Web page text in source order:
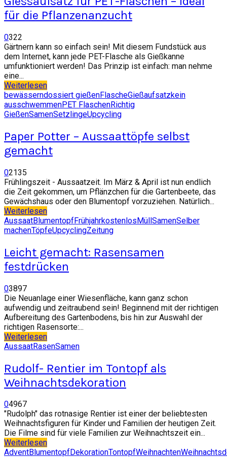
für die Pflanzenanzucht
0322
Gärtnern kann so einfach sein! Mit diesem Fundstück aus
dem Internet, kann jede PET-Flasche als Gießkanne
umfunktioniert werden! Das Prinzip ist einfach: man nehme
eine...
Weiterlesen
bewässerndossiert gießenFlascheGießaufsatzkein
ausschwemmenPET FlaschenRichtig
GießenSamenSetzlingeUpcycling
Paper Potter – Aussaattöpfe selbst
gemacht
02135
Frühlingszeit - Aussaatzeit. Im März & April ist nun endlich
die Zeit gekommen, um Pflänzchen für die Gartenbeete, das
Gewächshaus oder den Blumentopf vorzuziehen. Natürlich...
Weiterlesen
AussaatBlumentopfFrühjahrkostenlosMüllSamenSelber
machenTöpfeUpcyclingZeitung
Leicht gemacht: Rasensamen
festdrücken
03897
Die Neuanlage einer Wiesenfläche, kann ganz schon
aufwendig und zeitraubend sein! Beginnend mit der richtigen
Aufbereitung des Gartenbodens, bis hin zur Auswahl der
richtigen Rasensorte:...
Weiterlesen
AussaatRasenSamen
Rudolf- Rentier im Tontopf als
Weihnachtsdekoration
04967
"Rudolph" das rotnasige Rentier ist einer der beliebtesten
Weihnachtsfiguren für Kinder und Familien der heutigen Zeit.
Die Filme sind für viele Familien zur Weihnachtszeit ein...
Weiterlesen
AdventBlumentopf DekorationTontopfWeihnachten